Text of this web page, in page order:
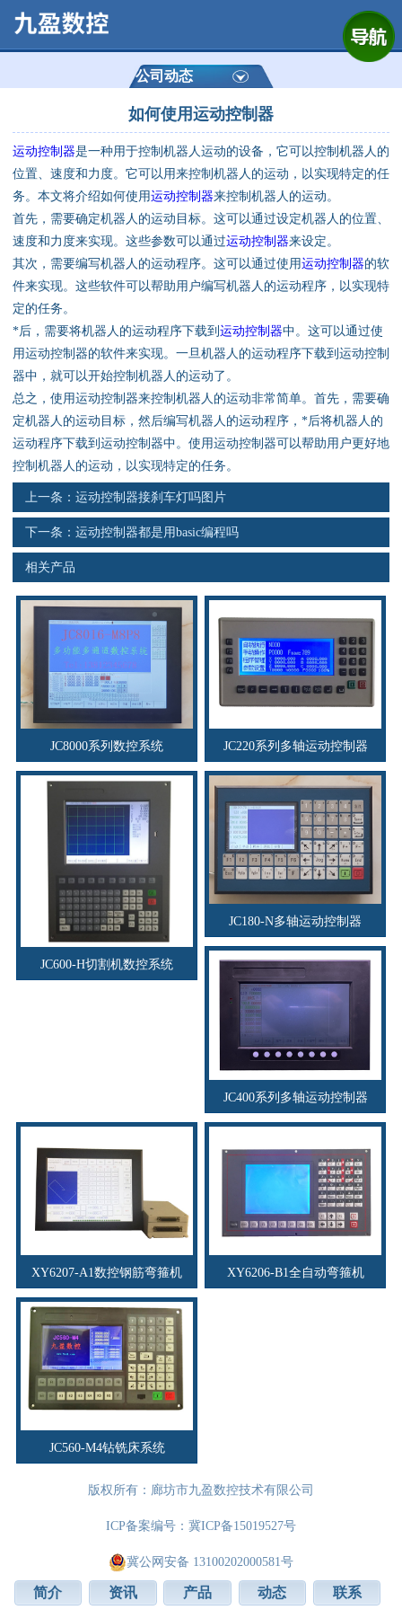
公司简介
产品展示
运动控制器
通用数控系统
定制数控系统
公司动态
资料下载
产品应用
联系电话
s
公司动态
如何使用运动控制器
运动控制器是一种用于控制机器人运动的设备，它可以控制机器人的
位置、速度和力度。它可以用来控制机器人的运动，以实现特定的任
务。本文将介绍如何使用运动控制器来控制机器人的运动。
首先，需要确定机器人的运动目标。这可以通过设定机器人的位置、
速度和力度来实现。这些参数可以通过运动控制器来设定。
其次，需要编写机器人的运动程序。这可以通过使用运动控制器的软
件来实现。这些软件可以帮助用户编写机器人的运动程序，以实现特
定的任务。
*后，需要将机器人的运动程序下载到 运动控制器中。这可以通过使
用运动控制器的软件来实现。一旦机器人的运动程序下载到运动控制
器中，就可以开始控制机器人的运动了。
总之，使用运动控制器来控制机器人的运动非常简单。首先，需要确
定机器人的运动目标，然后编写机器人的运动程序，*后将机器人的
运动程序下载到运动控制器中。使用运动控制器可以帮助用户更好地
控制机器人的运动，以实现特定的任务。
上一条： 运动控制器接刹车灯吗图片
下一条： 运动控制器都是用basic编程吗
相关产品
JC8000系列数控系统 JC220系列多轴运动控制器
JC600-H切割机数控系统
JC180-N多轴运动控制器
JC400系列多轴运动控制器
XY6207-A1数控钢筋弯箍机 XY6206-B1全自动弯箍机
JC560-M4钻铣床系统
版权所有：廊坊市九盈数控技术有限公司
ICP备案编号： 冀ICP备15019527号
冀公网安备 13100202000581号
简介 资讯 产品 动态 联系